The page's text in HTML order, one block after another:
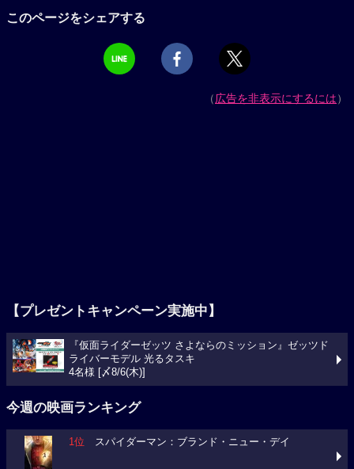
このページをシェアする
（広告を非表示にするには）
【プレゼントキャンペーン実施中】
『仮面ライダーゼッツ さよならのミッション』ゼッツド
ライバーモデル 光るタスキ
4名様 [〆8/6(木)]
今週の映画ランキング
1位 スパイダーマン：ブランド・ニュー・デイ